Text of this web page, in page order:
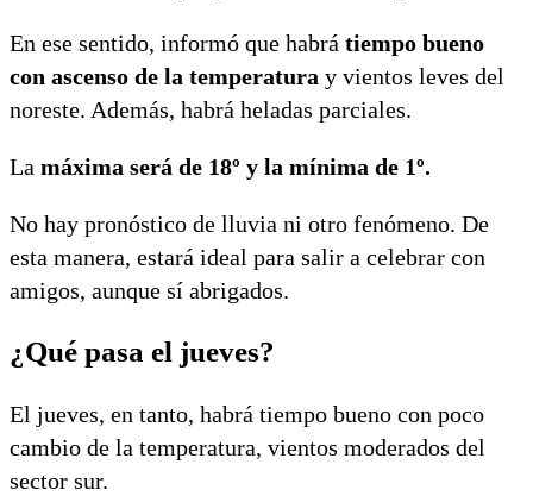
En ese sentido, informó que habrá tiempo bueno
con ascenso de la temperatura y vientos leves del
noreste. Además, habrá heladas parciales.
La máxima será de 18º y la mínima de 1º.
No hay pronóstico de lluvia ni otro fenómeno. De
esta manera, estará ideal para salir a celebrar con
amigos, aunque sí abrigados.
¿Qué pasa el jueves?
El jueves, en tanto, habrá tiempo bueno con poco
cambio de la temperatura, vientos moderados del
sector sur.